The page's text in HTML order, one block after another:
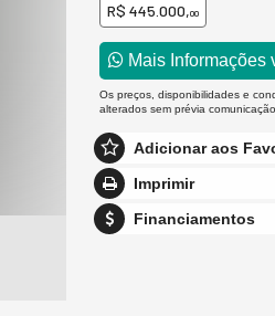
R$ 445.000,00
Mais Informações
Os preços, disponibilidades e
alterados sem prévia comunicação.
Adicionar aos
Imprimir
Financiamentos